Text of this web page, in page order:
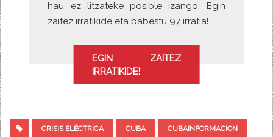
hau ez litzateke posible izango. Egin
zaitez irratikide eta babestu 97 irratia!
EGIN ZAITEZ
IRRATIKIDE!
CRISIS ELÉCTRICA CUBA CUBAINFORMACION